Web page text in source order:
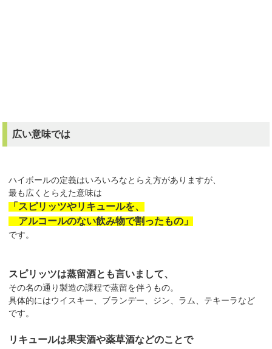
広い意味では
ハイボールの定義はいろいろなとらえ方がありますが、
最も広くとらえた意味は
「スピリッツやリキュールを、
アルコールのない飲み物で割ったもの」
です。
スピリッツは蒸留酒とも言いまして、
その名の通り製造の課程で蒸留を伴うもの。
具体的にはウイスキー、ブランデー、ジン、ラム、テキーラなど
です。
リキュールは果実酒や薬草酒などのことで